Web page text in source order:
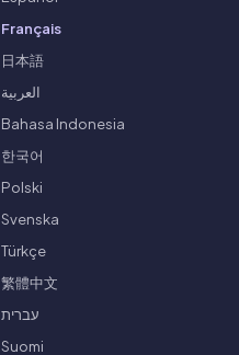
Français
日本語
العربية
Bahasa Indonesia
한국어
Polski
Svenska
Türkçe
繁體中文
עברית
Suomi